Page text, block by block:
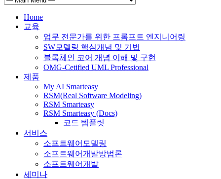
Home
교육
업무 전문가를 위한 프롬프트 엔지니어링
SW모델링 핵심개념 및 기법
블록체인 코어 개념 이해 및 구현
OMG-Cetified UML Professional
제품
My AI Smarteasy
RSM(Real Software Modeling)
RSM Smarteasy
RSM Smarteasy (Docs)
코드 템플릿
서비스
소프트웨어모델링
소프트웨어개발방법론
소프트웨어개발
세미나